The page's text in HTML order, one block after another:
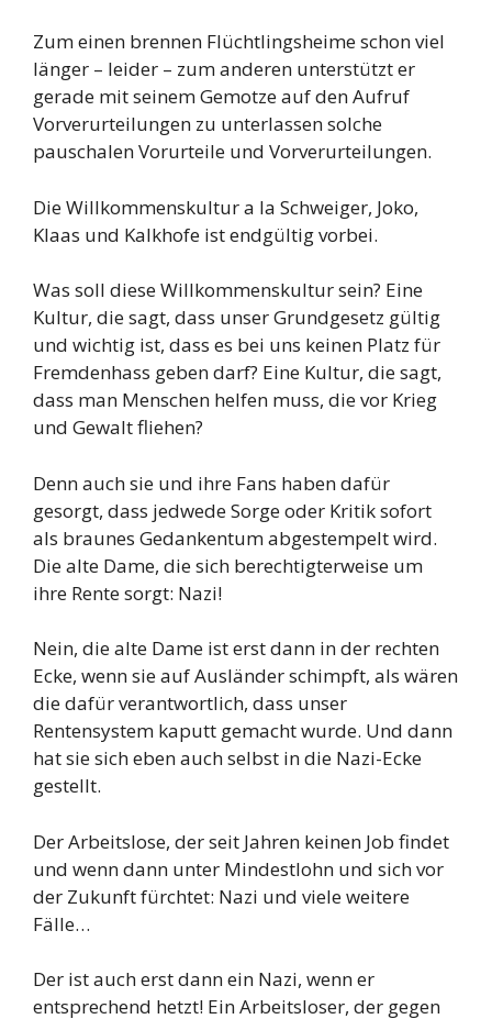
Zum einen brennen Flüchtlingsheime schon viel
länger – leider – zum anderen unterstützt er
gerade mit seinem Gemotze auf den Aufruf
Vorverurteilungen zu unterlassen solche
pauschalen Vorurteile und Vorverurteilungen.
Die Willkommenskultur a la Schweiger, Joko,
Klaas und Kalkhofe ist endgültig vorbei.
Was soll diese Willkommenskultur sein? Eine
Kultur, die sagt, dass unser Grundgesetz gültig
und wichtig ist, dass es bei uns keinen Platz für
Fremdenhass geben darf? Eine Kultur, die sagt,
dass man Menschen helfen muss, die vor Krieg
und Gewalt fliehen?
Denn auch sie und ihre Fans haben dafür
gesorgt, dass jedwede Sorge oder Kritik sofort
als braunes Gedankentum abgestempelt wird.
Die alte Dame, die sich berechtigterweise um
ihre Rente sorgt: Nazi!
Nein, die alte Dame ist erst dann in der rechten
Ecke, wenn sie auf Ausländer schimpft, als wären
die dafür verantwortlich, dass unser
Rentensystem kaputt gemacht wurde. Und dann
hat sie sich eben auch selbst in die Nazi-Ecke
gestellt.
Der Arbeitslose, der seit Jahren keinen Job findet
und wenn dann unter Mindestlohn und sich vor
der Zukunft fürchtet: Nazi und viele weitere
Fälle…
Der ist auch erst dann ein Nazi, wenn er
entsprechend hetzt! Ein Arbeitsloser, der gegen